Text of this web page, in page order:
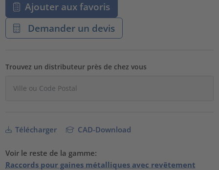
Ajouter aux favoris
Demander un devis
Trouvez un distributeur près de chez vous
Télécharger CAD-Download
Voir le reste de la gamme:
Raccords pour gaines métalliques avec revêtement